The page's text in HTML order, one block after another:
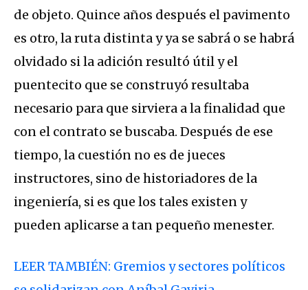
de objeto. Quince años después el pavimento
es otro, la ruta distinta y ya se sabrá o se habrá
olvidado si la adición resultó útil y el
puentecito que se construyó resultaba
necesario para que sirviera a la finalidad que
con el contrato se buscaba. Después de ese
tiempo, la cuestión no es de jueces
instructores, sino de historiadores de la
ingeniería, si es que los tales existen y
pueden aplicarse a tan pequeño menester.
LEER TAMBIÉN: Gremios y sectores políticos